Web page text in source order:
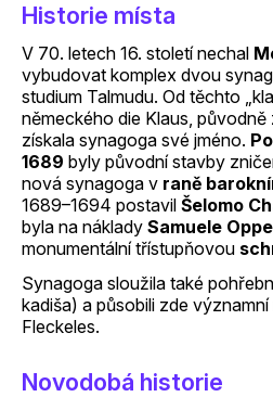
Historie místa
V 70. letech 16. století nechal
vybudovat komplex dvou
studium Talmudu. Od těchto
německého die Klaus,
získala synagoga své jméno.
1689 byly původní stavby
nová synagoga v raně
1689–1694 postavil Šelomo
byla na náklady Samuele
monumentální třístupňovou
Synagoga sloužila také
kadiša) a působili zde
Fleckeles.
Novodobá historie